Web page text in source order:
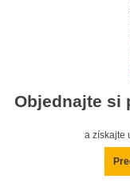
Objednajte si
a získajte